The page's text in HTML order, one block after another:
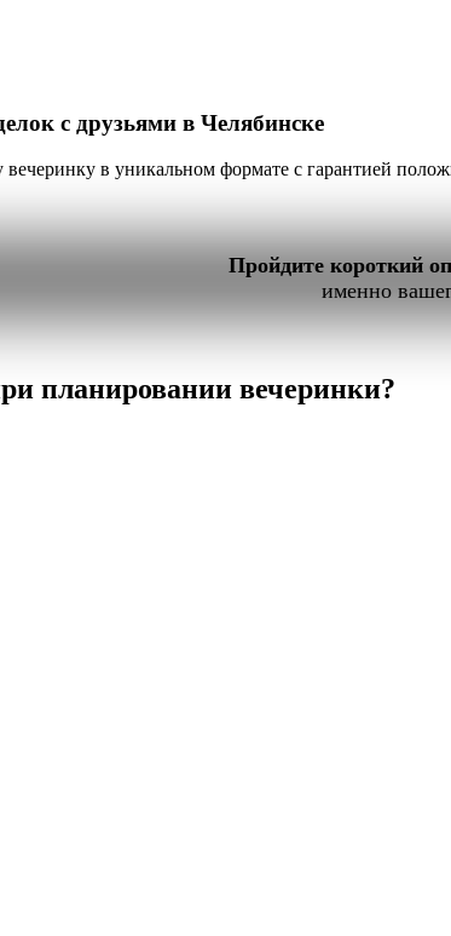
с друзьями в Челябинске
в уникальном формате с гарантией
Пройдите короткий
именно
планировании вечеринки?